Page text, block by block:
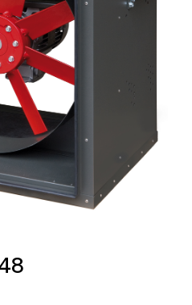
and electrical
and need
y equipos de